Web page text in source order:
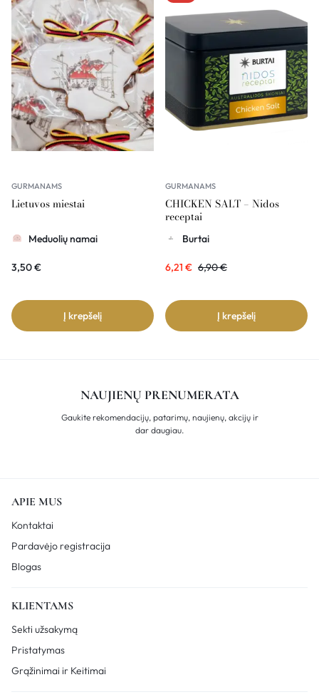
GURMANAMS
Lietuvos miestai
Meduolių namai
3,50€
Į krepšelį
GURMANAMS
CHICKEN SALT – Nidos
receptai
Burtai
6,21 € 6,90€
Į krepšelį
NAUJIENŲ PRENUMERATA
Gaukite rekomendacijų, patarimų, naujienų, akcijų ir
dar daugiau.
APIE MUS
Kontaktai
Pardavėjo registracija
Blogas
KLIENTAMS
Sekti užsakymą
Pristatymas
Grąžinimai ir Keitimai